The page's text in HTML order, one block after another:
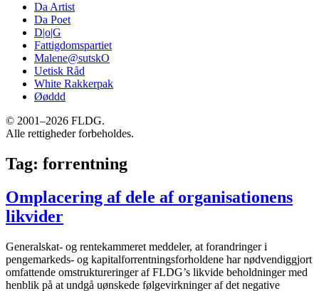
Da Artist
Da Poet
D|o|G
Fattigdomspartiet
Malene@sutskO
Uetisk Råd
White Rakkerpak
Øøddd
© 2001–2026 FLDG.
Alle rettigheder forbeholdes.
Tag: forrentning
Omplacering af dele af organisationens
likvider
Generalskat- og rentekammeret meddeler, at forandringer i
pengemarkeds- og kapitalforrentningsforholdene har nødvendiggjort
omfattende omstruktureringer af FLDG’s likvide beholdninger med
henblik på at undgå uønskede følgevirkninger af det negative